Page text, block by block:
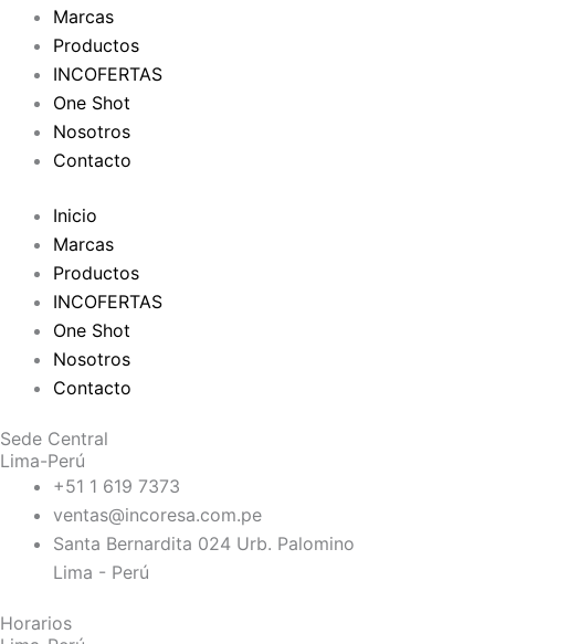
Marcas
Productos
INCOFERTAS
One Shot
Nosotros
Contacto
Inicio
Marcas
Productos
INCOFERTAS
One Shot
Nosotros
Contacto
Sede Central
Lima-Perú
+51 1 619 7373
ventas@incoresa.com.pe
Santa Bernardita 024 Urb. Palomino
Lima - Perú
Horarios